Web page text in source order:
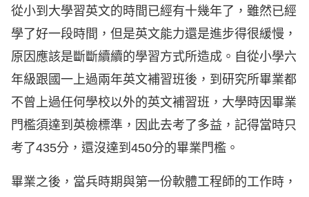
從小到大學習英文的時間已經有十幾年了，雖然已經
學了好一段時間，但是英文能力還是進步得很緩慢，
原因應該是斷斷續續的學習方式所造成。自從小學六
年級跟國一上過兩年英文補習班後，到研究所畢業都
不曾上過任何學校以外的英文補習班，大學時因畢業
門檻須達到英檢標準，因此去考了多益，記得當時只
考了435分，還沒達到450分的畢業門檻。
畢業之後，當兵時期與第一份軟體工程師的工作時，